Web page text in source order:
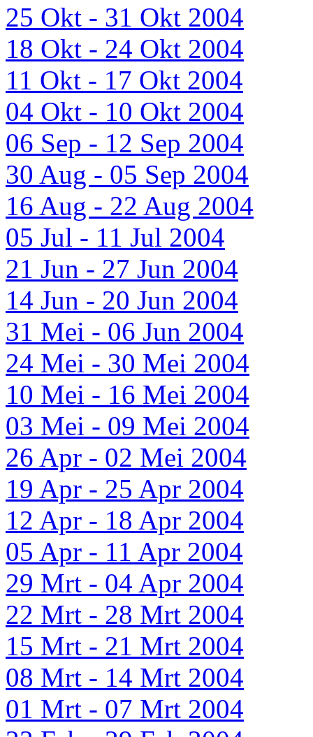
25 Okt - 31 Okt 2004
18 Okt - 24 Okt 2004
11 Okt - 17 Okt 2004
04 Okt - 10 Okt 2004
06 Sep - 12 Sep 2004
30 Aug - 05 Sep 2004
16 Aug - 22 Aug 2004
05 Jul - 11 Jul 2004
21 Jun - 27 Jun 2004
14 Jun - 20 Jun 2004
31 Mei - 06 Jun 2004
24 Mei - 30 Mei 2004
10 Mei - 16 Mei 2004
03 Mei - 09 Mei 2004
26 Apr - 02 Mei 2004
19 Apr - 25 Apr 2004
12 Apr - 18 Apr 2004
05 Apr - 11 Apr 2004
29 Mrt - 04 Apr 2004
22 Mrt - 28 Mrt 2004
15 Mrt - 21 Mrt 2004
08 Mrt - 14 Mrt 2004
01 Mrt - 07 Mrt 2004